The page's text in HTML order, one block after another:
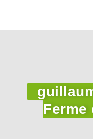
Ferme